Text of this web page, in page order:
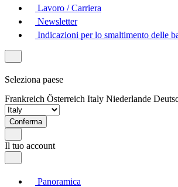
Lavoro / Carriera
Newsletter
Indicazioni per lo smaltimento delle
Seleziona paese
Frankreich Österreich Italy Niederlande
Conferma
Il tuo account
Panoramica